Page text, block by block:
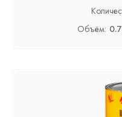
Объём: